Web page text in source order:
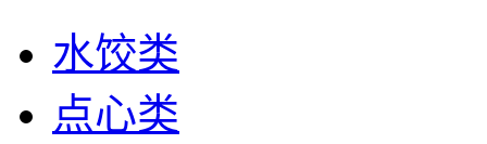
水饺类
点心类